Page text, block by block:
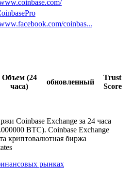
coinbas...
Объем (24
часа)
обновленный
Trust
Score
Coinbase Exchange за 24 часа
BTC). Coinbase Exchange
криптовалютная биржа